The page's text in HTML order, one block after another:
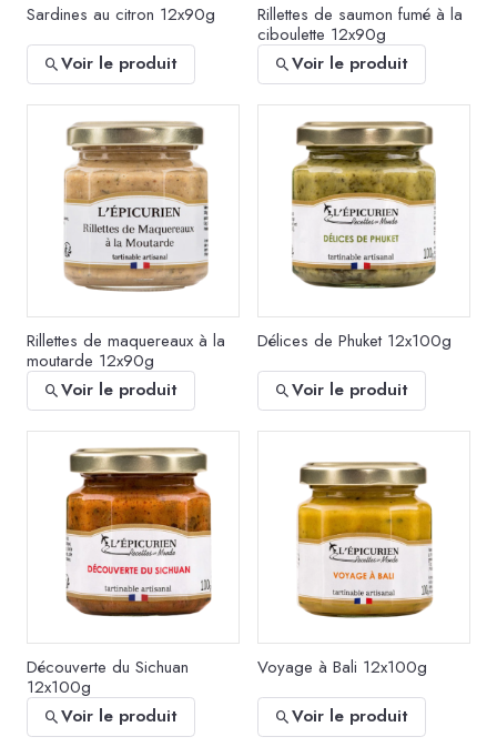
Sardines au citron 12x90g
Voir le produit
Rillettes de saumon fumé à la
ciboulette 12x90g
Voir le produit
Rillettes de maquereaux à la
moutarde 12x90g
Voir le produit
Délices de Phuket 12x100g
Voir le produit
Découverte du Sichuan
12x100g
Voir le produit
Voyage à Bali 12x100g
Voir le produit